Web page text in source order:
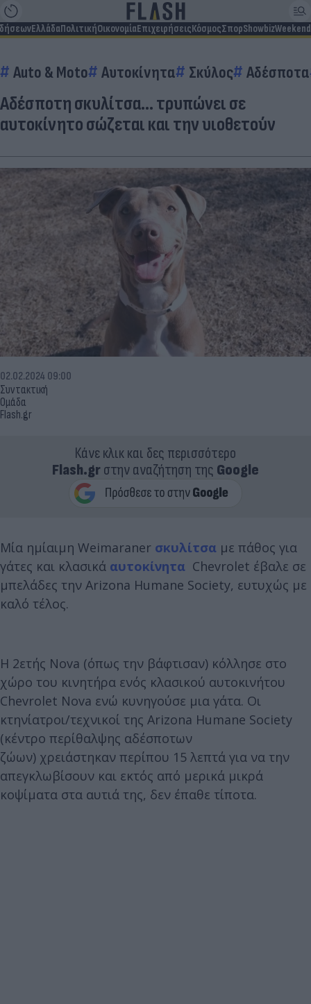
ΕλλάδαΠολιτικήΟικονομίαΕπιχειρήσειςΚόσμοςΣπορShowbizWeekend
Auto & Moto Αυτοκίνητα Σκύλος Αδέσποτα
Αδέσποτη σκυλίτσα… τρυπώνει σε
αυτοκίνητο σώζεται και την υιοθετούν
Συντακτική
Ομάδα
Flash.gr
02.02.2024 09:00
Κάνε κλικ και δες περισσότερο
Flash.grστην αναζήτηση της Google
Μία ημίαιμη Weimaraner σκυλίτσα με πάθος για
γάτες και κλασικά αυτοκίνητα Chevrolet έβαλε σε
μπελάδες την Arizona Humane Society, ευτυχώς με
καλό τέλος.
Η 2ετής Nova (όπως την βάφτισαν) κόλλησε στο
χώρο του κινητήρα ενός κλασικού αυτοκινήτου
Chevrolet Nova ενώ κυνηγούσε μια γάτα. Οι
κτηνίατροι/τεχνικοί της Arizona Humane Society
(κέντρο περίθαλψης αδέσποτων
ζώων) χρειάστηκαν περίπου 15 λεπτά για να την
απεγκλωβίσουν και εκτός από μερικά μικρά
κοψίματα στα αυτιά της, δεν έπαθε τίποτα.